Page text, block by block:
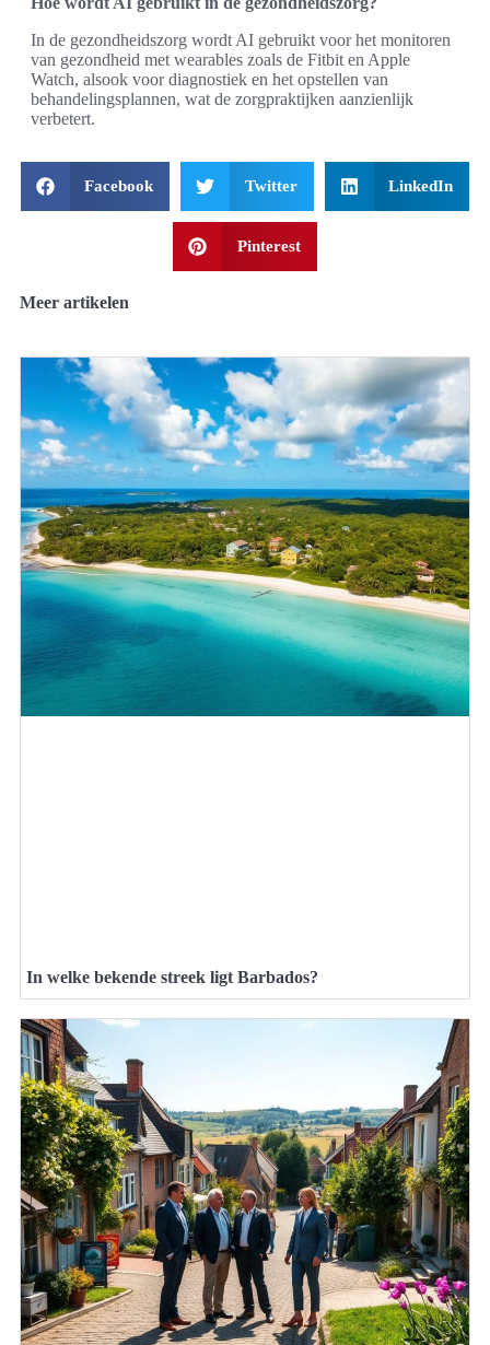
In de gezondheidszorg wordt AI gebruikt voor het monitoren
van gezondheid met wearables zoals de Fitbit en Apple
Watch, alsook voor diagnostiek en het opstellen van
behandelingsplannen, wat de zorgpraktijken aanzienlijk
verbetert.
Facebook Twitter LinkedIn
Pinterest
Meer artikelen
In welke bekende streek ligt Barbados?